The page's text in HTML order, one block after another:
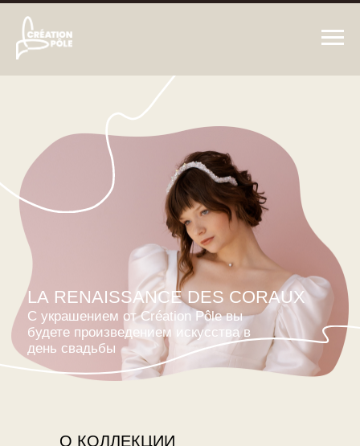
С украшением от Création Pôle вы
будете произведением искусства в
день свадьбы
LА RENAISSANCE DES CORAUX
О КОЛЛЕКЦИИ